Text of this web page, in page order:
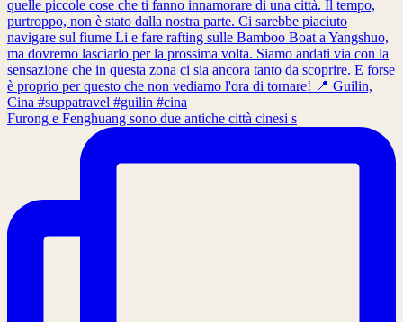
Furong e Fenghuang sono due antiche città cinesi s